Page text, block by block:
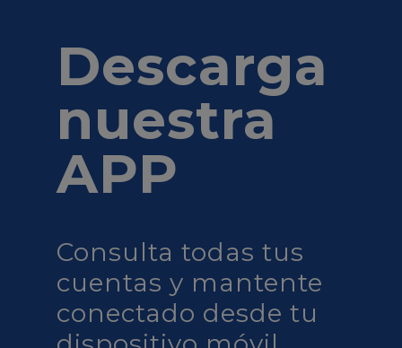
Descarga
nuestra
APP
Consulta todas tus
cuentas y mantente
conectado desde tu